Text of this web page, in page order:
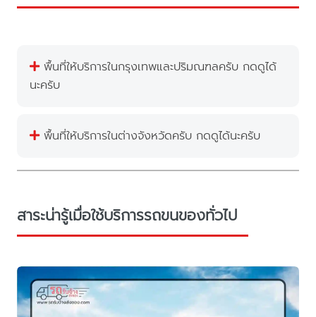
พื้นที่ให้บริการในกรุงเทพและปริมณฑลครับ กดดูได้
นะครับ
พื้นที่ให้บริการในต่างจังหวัดครับ กดดูได้นะครับ
สาระน่ารู้เมื่อใช้บริการรถขนของทั่วไป